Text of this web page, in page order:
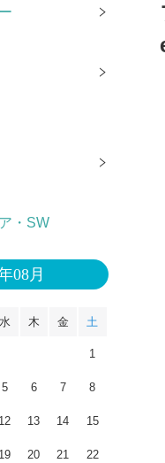
・SW
08月
水 木 金 土
1
5 6 7 8
12 13 14 15
19 20 21 22